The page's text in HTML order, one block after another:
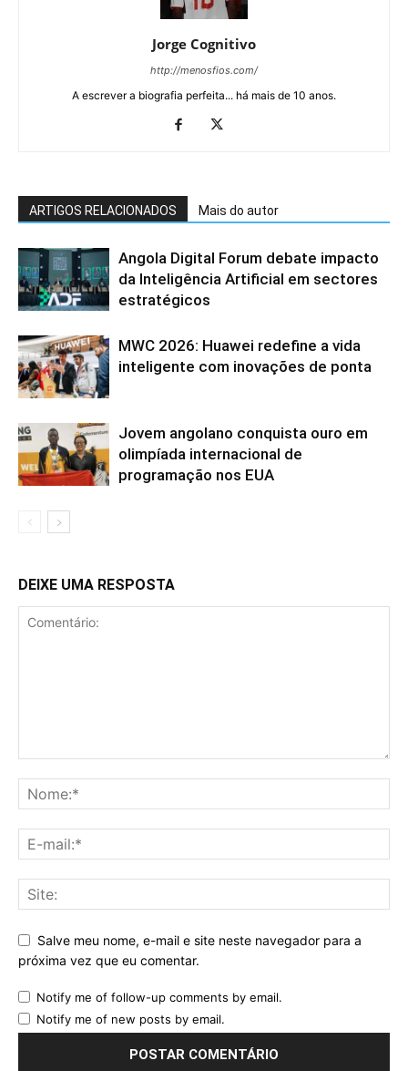
Jorge Cognitivo
http://menosfios.com/
A escrever a biografia perfeita... há mais de 10 anos.
ARTIGOS RELACIONADOS Mais do autor
Angola Digital Forum debate impacto
da Inteligência Artificial em sectores
estratégicos
MWC 2026: Huawei redefine a vida
inteligente com inovações de ponta
Jovem angolano conquista ouro em
olimpíada internacional de
programação nos EUA
DEIXE UMA RESPOSTA
Salve meu nome, e-mail e site neste navegador para a
próxima vez que eu comentar.
Notify me of follow-up comments by email.
Notify me of new posts by email.